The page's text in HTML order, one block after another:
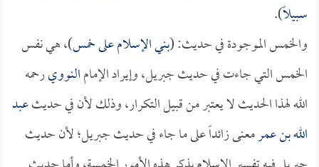
سبيلاً).
والخمس الموجودة في حديث: (بني الإسلام على خمس)، هي نفس
الخمس التي جاءت في حديث جبريل، وإيراد الإمامالنوويرحمه
الله لهذا الحديث لا يعتبر من قبيل التكرار، وذلك لأن في حديثعبد
الله بن عمرمعنى زائداً على ما جاء في حديث جبريل؛ لأن حديث